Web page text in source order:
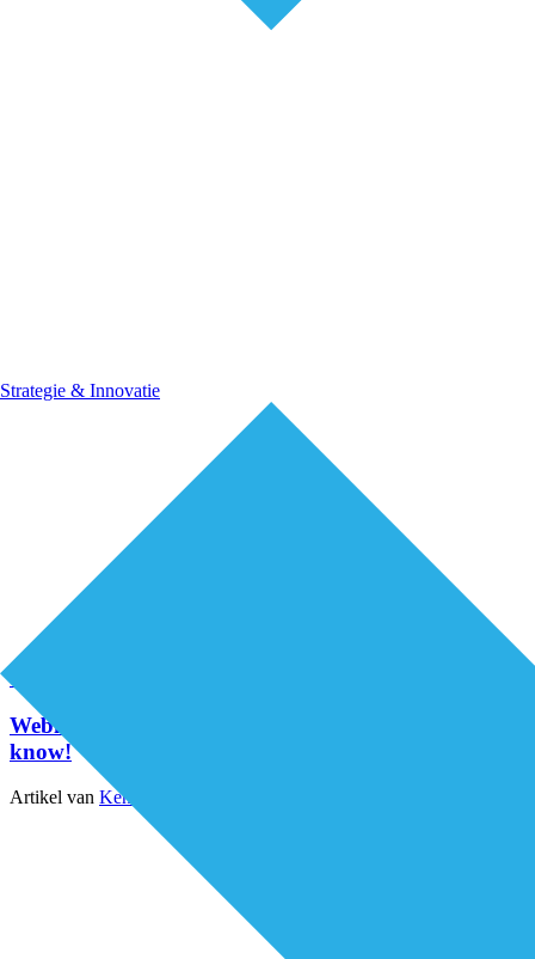
Strategie & Innovatie
Organisatie van zorg
Webinar: Wat is kinderpalliatieve zorg? Good to
know!
Artikel van Kenniscentrum Kinderpalliatieve Zorg